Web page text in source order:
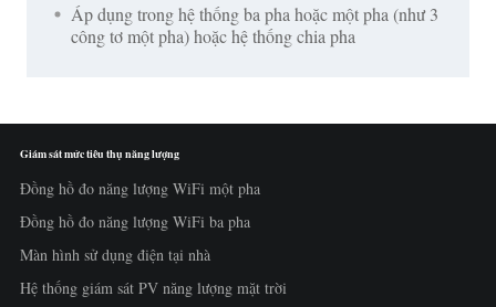
Áp dụng trong hệ thống ba pha hoặc một pha (như 3
công tơ một pha) hoặc hệ thống chia pha
Giám sát mức tiêu thụ năng lượng
Đồng hồ đo năng lượng WiFi một pha
Đồng hồ đo năng lượng WiFi ba pha
Màn hình sử dụng điện tại nhà
Hệ thống giám sát PV năng lượng mặt trời